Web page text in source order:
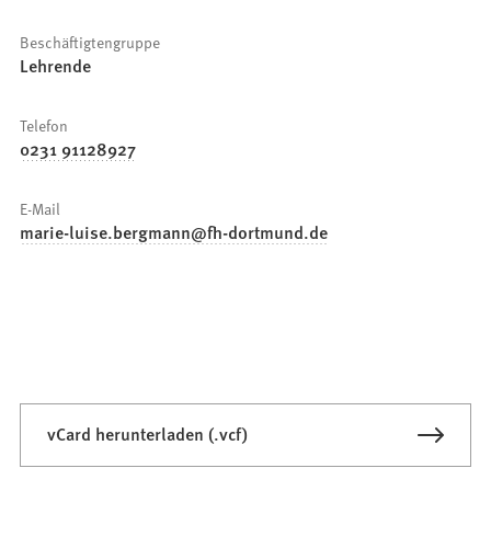
Beschäftigtengruppe
Lehrende
Telefon
0231 91128927
E-Mail
marie-luise.bergmann fh-dortmund de
vCard herunterladen (.vcf)